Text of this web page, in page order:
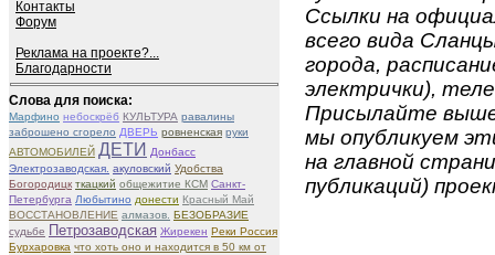
Контакты
Форум
Реклама на проекте?...
Благодарности
Слова для поиска:
Марфино небоскрёб КУЛЬТУРА равалины
заброшено сгорело ДВЕРЬ ровненская руки
АВТОМОБИЛЕЙ ДЕТИ Донбасс
Электрозаводская. акуловский Удобства
Богородицк ткацкий общежитие КСМ Санкт-
Петербурга Любытино донести Красный Май
ВОССТАНОВЛЕНИЕ алмазов. БЕЗОБРАЗИЕ
судьбе Петрозаводская Жирекен Реки Россия
Бурхаровка что хоть оно и находится в 50 км от
Ссылки на
всего вида
города,
электрички),
Присылайте
мы опубликуем
на главной
публикаций)